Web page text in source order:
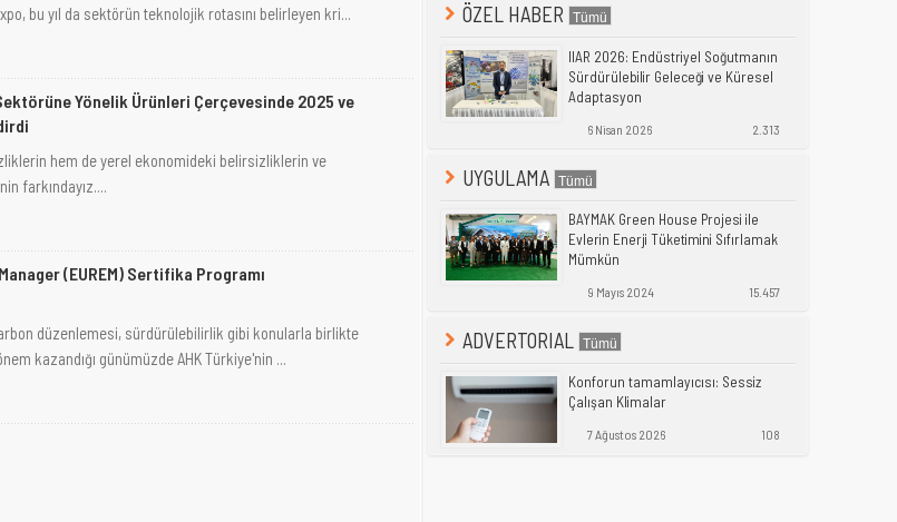
bu yıl da sektörün teknolojik rotasını belirleyen kri...
Yönelik Ürünleri Çerçevesinde 2025 ve
hem de yerel ekonomideki belirsizliklerin ve
farkındayız....
(EUREM) Sertifika Programı
düzenlemesi, sürdürülebilirlik gibi konularla birlikte
kazandığı günümüzde AHK Türkiye'nin ...
ÖZEL HABER
IIAR 2026: Endüstriyel Soğutmanın
Sürdürülebilir Geleceği ve Küresel
Adaptasyon
6 Nisan 2026 2.313
UYGULAMA
BAYMAK Green House Projesi ile
Evlerin Enerji Tüketimini Sıfırlamak
Mümkün
9 Mayıs 2024 15.457
ADVERTORIAL
Konforun tamamlayıcısı: Sessiz
Çalışan Klimalar
7 Ağustos 2026 108